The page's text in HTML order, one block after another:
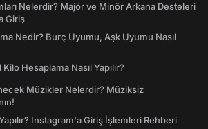
Nelerdir? Majör ve Minör Arkana Desteleri
Giriş
Nedir? Burç Uyumu, Aşk Uyumu Nasıl
Hesaplama Nasıl Yapılır?
Müzikler Nelerdir? Müziksiz
Instagram'a Giriş İşlemleri Rehberi